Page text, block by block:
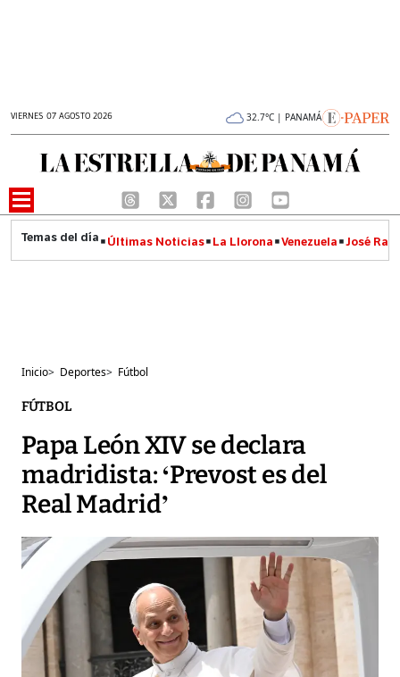
VIERNES 07 AGOSTO 2026 32.7°C | PANAMÁ
Últimas Noticias La Llorona Venezuela José
Inicio> Deportes> Fútbol
FÚTBOL
Papa León XIV se declara
madridista: ‘Prevost es del
Real Madrid’